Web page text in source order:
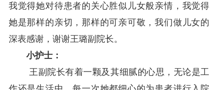
我觉得她对待患者的关心胜似儿女般亲情，我觉得
她是那样的亲切，那样的可亲可敬，我们做儿女的
深表感谢，谢谢王璐副院长。
小护士：
王副院长有着一颗及其细腻的心思，无论是工